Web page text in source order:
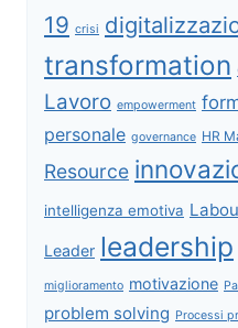
19 crisi
transformation
Lavoro empowerment
personale governance HR
Resource
intelligenza emotiva
Leader leadership
miglioramento motivazione
problem solving Processi